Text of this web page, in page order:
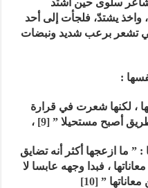
واخذ يشتدّ، فلجأت إلى أحد
تشعر برعب شديد ونبضات
:
، لكنها شعرت في قرارة
أصبح مستحيلا ”[9] ،
” ما ازعجها أكثر أنه تضايق
، فبدا وجهه عابسا لا
معاناتها ”[10]